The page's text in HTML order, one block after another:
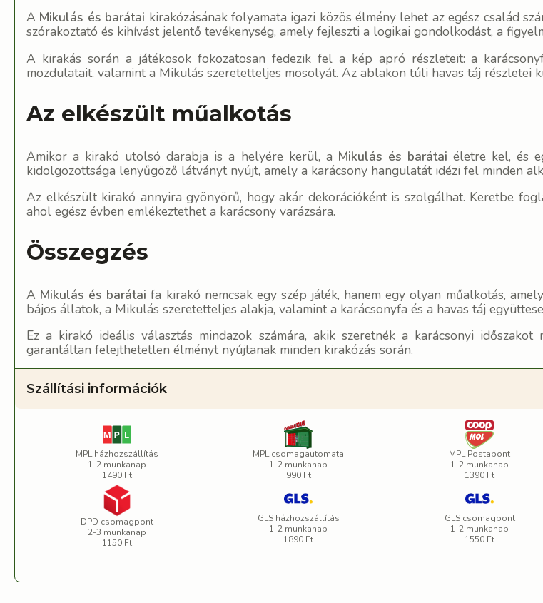
A Mikulás és barátai kirakózásának folyamata igazi közös élmény lehet az egész család
szórakoztató és kihívást jelentő tevékenység, amely fejleszti a logikai gondolkodást, a
A kirakás során a játékosok fokozatosan fedezik fel a kép apró részleteit: a
mozdulatait, valamint a Mikulás szeretetteljes mosolyát. Az ablakon túli havas táj részletei
Az elkészült műalkotás
Amikor a kirakó utolsó darabja is a helyére kerül, a Mikulás és barátai életre kel, és
kidolgozottsága lenyűgöző látványt nyújt, amely a karácsony hangulatát idézi fel minden
Az elkészült kirakó annyira gyönyörű, hogy akár dekorációként is szolgálhat. Keretbe
ahol egész évben emlékeztethet a karácsony varázsára.
Összegzés
A Mikulás és barátai fa kirakó nemcsak egy szép játék, hanem egy olyan műalkotás,
bájos állatok, a Mikulás szeretetteljes alakja, valamint a karácsonyfa és a havas táj
Ez a kirakó ideális választás mindazok számára, akik szeretnék a karácsonyi
garantáltan felejthetetlen élményt nyújtanak minden kirakózás során.
Szállítási információk
MPL házhozszállítás
1-2 munkanap
1490 Ft
MPL csomagautomata
1-2 munkanap
990 Ft
MPL Postapont
1-2 munkanap
1390 Ft
DPD csomagpont
2-3 munkanap
1150 Ft
GLS házhozszállítás
1-2 munkanap
1890 Ft
GLS csomagpont
1-2 munkanap
1550 Ft